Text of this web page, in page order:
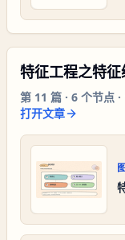
特征工程之特征
第 11 篇 · 6 个节点 ·
打开文章